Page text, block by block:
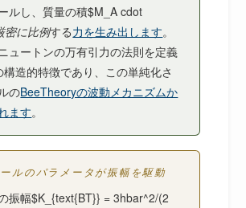
ルし、質量の積$M_A cdot
密に比例する力を生み出します。
ュートンの万有引力の法則を定義
造的特徴であり、この単純化さ
のBeeTheoryの波動メカニズムか
ます。
ルのパラメータが振幅を駆動
振幅$K_{text{BT}} = 3hbar^2/(2